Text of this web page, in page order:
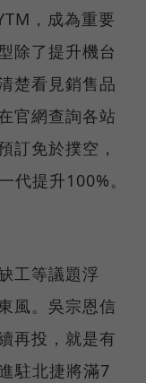
，成為重要
除了提升機台
楚看見銷售品
官網查詢各站
訂免於撲空，
代提升100%。
工等議題浮
風。吳宗恩信
再投，就是有
駐北捷將滿7